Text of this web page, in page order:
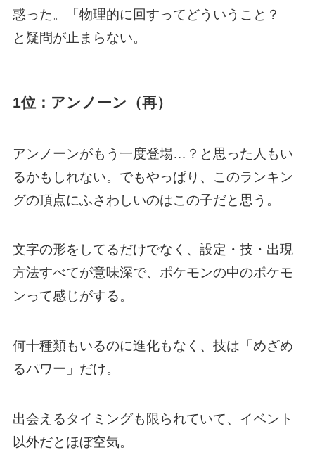
惑った。「物理的に回すってどういうこと？」
と疑問が止まらない。
1位：アンノーン（再）
アンノーンがもう一度登場…？と思った人もい
るかもしれない。でもやっぱり、このランキン
グの頂点にふさわしいのはこの子だと思う。
文字の形をしてるだけでなく、設定・技・出現
方法すべてが意味深で、ポケモンの中のポケモ
ンって感じがする。
何十種類もいるのに進化もなく、技は「めざめ
るパワー」だけ。
出会えるタイミングも限られていて、イベント
以外だとほぼ空気。